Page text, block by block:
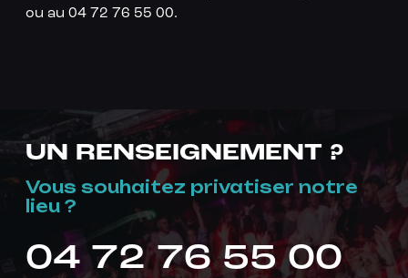
ou au 04 72 76 55 00.
UN RENSEIGNEMENT ?
Vous souhaitez privatiser notre
lieu ?
04 72 76 55 00